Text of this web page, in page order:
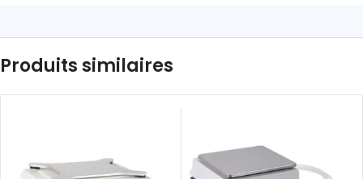
Produits similaires